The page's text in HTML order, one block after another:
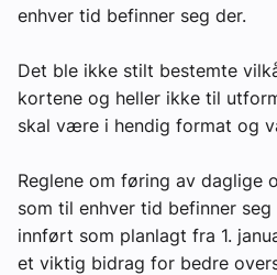
enhver tid befinner seg der.
Det ble ikke stilt bestemte
kortene og heller ikke til
skal være i hendig format og
Reglene om føring av daglige
som til enhver tid befinner
innført som planlagt fra 1.
et viktig bidrag for bedre